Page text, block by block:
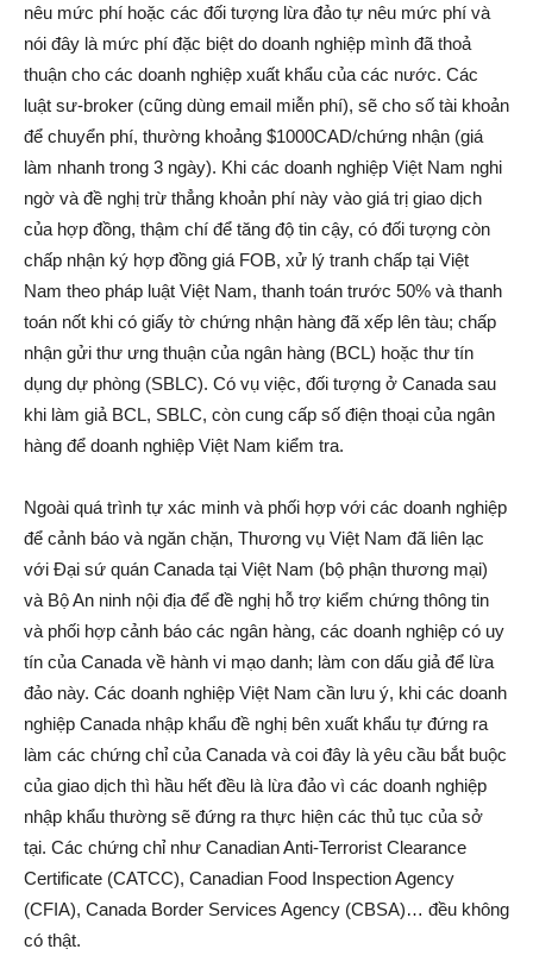
nêu mức phí hoặc các đối tượng lừa đảo tự nêu mức phí và
nói đây là mức phí đặc biệt do doanh nghiệp mình đã thoả
thuận cho các doanh nghiệp xuất khẩu của các nước. Các
luật sư-broker (cũng dùng email miễn phí), sẽ cho số tài khoản
để chuyển phí, thường khoảng $1000CAD/chứng nhận (giá
làm nhanh trong 3 ngày). Khi các doanh nghiệp Việt Nam nghi
ngờ và đề nghị trừ thẳng khoản phí này vào giá trị giao dịch
của hợp đồng, thậm chí để tăng độ tin cậy, có đối tượng còn
chấp nhận ký hợp đồng giá FOB, xử lý tranh chấp tại Việt
Nam theo pháp luật Việt Nam, thanh toán trước 50% và thanh
toán nốt khi có giấy tờ chứng nhận hàng đã xếp lên tàu; chấp
nhận gửi thư ưng thuận của ngân hàng (BCL) hoặc thư tín
dụng dự phòng (SBLC). Có vụ việc, đối tượng ở Canada sau
khi làm giả BCL, SBLC, còn cung cấp số điện thoại của ngân
hàng để doanh nghiệp Việt Nam kiểm tra.
Ngoài quá trình tự xác minh và phối hợp với các doanh nghiệp
để cảnh báo và ngăn chặn, Thương vụ Việt Nam đã liên lạc
với Đại sứ quán Canada tại Việt Nam (bộ phận thương mại)
và Bộ An ninh nội địa để đề nghị hỗ trợ kiểm chứng thông tin
và phối hợp cảnh báo các ngân hàng, các doanh nghiệp có uy
tín của Canada về hành vi mạo danh; làm con dấu giả để lừa
đảo này. Các doanh nghiệp Việt Nam cần lưu ý, khi các doanh
nghiệp Canada nhập khẩu đề nghị bên xuất khẩu tự đứng ra
làm các chứng chỉ của Canada và coi đây là yêu cầu bắt buộc
của giao dịch thì hầu hết đều là lừa đảo vì các doanh nghiệp
nhập khẩu thường sẽ đứng ra thực hiện các thủ tục của sở
tại. Các chứng chỉ như Canadian Anti-Terrorist Clearance
Certificate (CATCC), Canadian Food Inspection Agency
(CFIA), Canada Border Services Agency (CBSA)… đều không
có thật.